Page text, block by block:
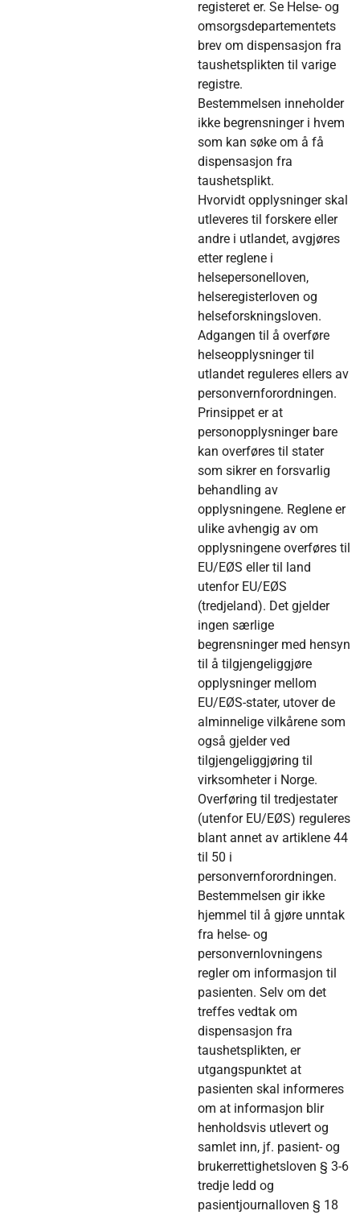
registeret er. Se Helse- og
omsorgsdepartementets
brev om dispensasjon fra
taushetsplikten til varige
registre.
Bestemmelsen inneholder
ikke begrensninger i hvem
som kan søke om å få
dispensasjon fra
taushetsplikt.
Hvorvidt opplysninger skal
utleveres til forskere eller
andre i utlandet, avgjøres
etter reglene i
helsepersonelloven,
helseregisterloven og
helseforskningsloven.
Adgangen til å overføre
helseopplysninger til
utlandet reguleres ellers av
personvernforordningen.
Prinsippet er at
personopplysninger bare
kan overføres til stater
som sikrer en forsvarlig
behandling av
opplysningene. Reglene er
ulike avhengig av om
opplysningene overføres til
EU/EØS eller til land
utenfor EU/EØS
(tredjeland). Det gjelder
ingen særlige
begrensninger med hensyn
til å tilgjengeliggjøre
opplysninger mellom
EU/EØS-stater, utover de
alminnelige vilkårene som
også gjelder ved
tilgjengeliggjøring til
virksomheter i Norge.
Overføring til tredjestater
(utenfor EU/EØS) reguleres
blant annet av artiklene 44
til 50 i
personvernforordningen.
Bestemmelsen gir ikke
hjemmel til å gjøre unntak
fra helse- og
personvernlovningens
regler om informasjon til
pasienten. Selv om det
treffes vedtak om
dispensasjon fra
taushetsplikten, er
utgangspunktet at
pasienten skal informeres
om at informasjon blir
henholdsvis utlevert og
samlet inn, jf. pasient- og
brukerrettighetsloven § 3-6
tredje ledd og
pasientjournalloven § 18